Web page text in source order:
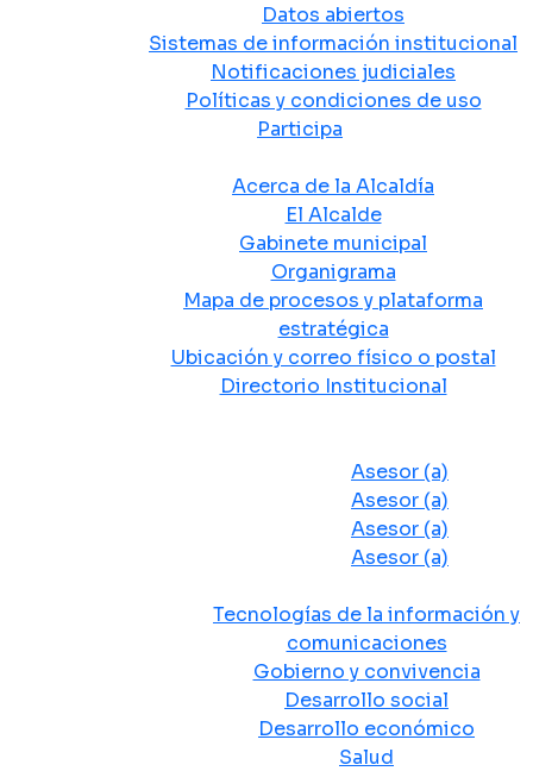
Datos abiertos
Sistemas de información institucional
Notificaciones judiciales
Políticas y condiciones de uso
Participa
Acerca de la Alcaldía
El Alcalde
Gabinete municipal
Organigrama
Mapa de procesos y plataforma
estratégica
Ubicación y correo físico o postal
Directorio Institucional
Asesor (a)
Asesor (a)
Asesor (a)
Asesor (a)
Tecnologías de la información y
comunicaciones
Gobierno y convivencia
Desarrollo social
Desarrollo económico
Salud